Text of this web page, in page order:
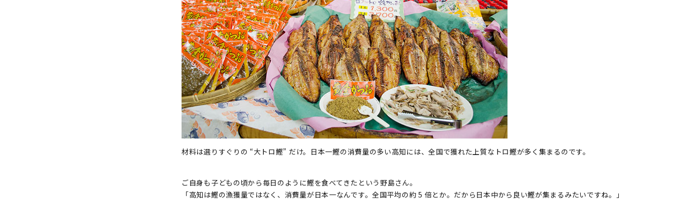
材料は選りすぐりの “大トロ鰹” だけ。日本一鰹の消費量の多い高知には、全国で獲れた上質なトロ鰹が多く集まるのです。
ご自身も子どもの頃から毎日のように鰹を食べてきたという野島さん。
「高知は鰹の漁獲量ではなく、消費量が日本一なんです。全国平均の約 5 倍とか。だから日本中から良い鰹が集まるみたいですね。」